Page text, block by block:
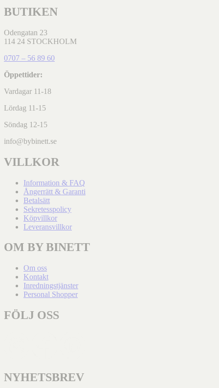
BUTIKEN
Odengatan 23
114 24 STOCKHOLM
0707 – 56 89 60
Öppettider:
Vardagar 11-18
Lördag 11-15
Söndag 12-15
info@bybinett.se
VILLKOR
Information & FAQ
Ångerrätt & Garanti
Betalsätt
Sekretesspolicy
Köpvillkor
Leveransvillkor
OM BY BINETT
Om oss
Kontakt
Inredningstjänster
Personal Shopper
FÖLJ OSS
NYHETSBREV